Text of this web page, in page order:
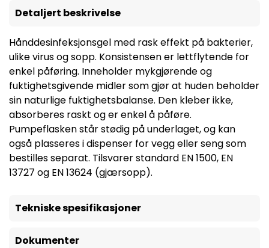
Detaljert beskrivelse
Hånddesinfeksjonsgel med rask effekt på bakterier,
ulike virus og sopp. Konsistensen er lettflytende for
enkel påføring. Inneholder mykgjørende og
fuktighetsgivende midler som gjør at huden beholder
sin naturlige fuktighetsbalanse. Den kleber ikke,
absorberes raskt og er enkel å påføre.
Pumpeflasken står stødig på underlaget, og kan
også plasseres i dispenser for vegg eller seng som
bestilles separat. Tilsvarer standard EN 1500, EN
13727 og EN 13624 (gjærsopp).
Tekniske spesifikasjoner
Dokumenter